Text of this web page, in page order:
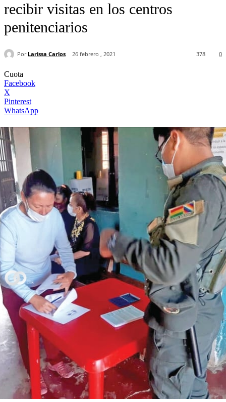
recibir visitas en los centros
penitenciarios
Por Larissa Carlos 26 febrero , 2021 0
378
Cuota
Facebook
X
Pinterest
WhatsApp